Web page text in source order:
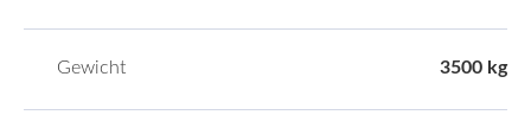
Gewicht 3500 kg